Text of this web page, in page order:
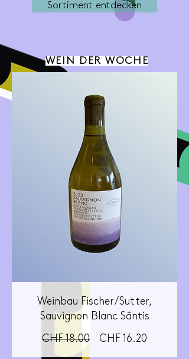
Sortiment entdecken
WEIN DER WOCHE
Weinbau Fischer/Sutter,
Sauvignon Blanc Säntis
CHF 18.00 Standardpreis
CHF 16.20